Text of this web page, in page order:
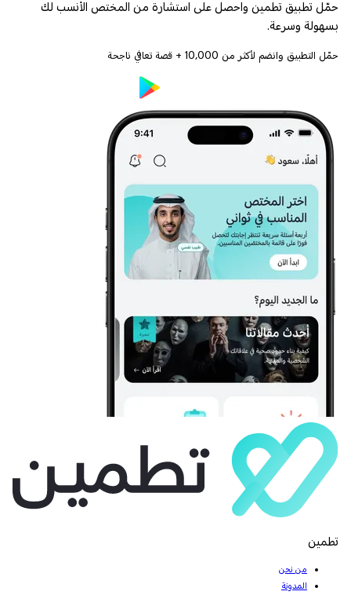
حمّل تطبيق تطمين واحصل على استشارة من المختص الأنسب لك
بسهولة وسرعة.
حمّل التطبيق وانضم لأكثر من 10,000 + قصة تعافي ناجحة
تطمين
من نحن
المدونة